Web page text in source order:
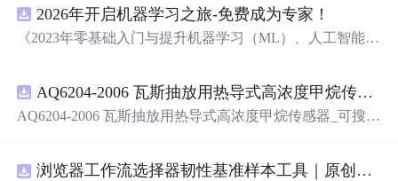
2026年开启机器学习之旅-免费成为专家！
《2023年零基础入门与提升机器学习（ML）、人工智能
AQ6204-2006 瓦斯抽放用热导式高浓度甲烷传感器-可搜索.pdf
AQ6204-2006 瓦斯抽放用热导式高浓度甲烷传感器_可搜
浏览器工作流选择器韧性基准样本工具｜原创源码+测试+离线报告